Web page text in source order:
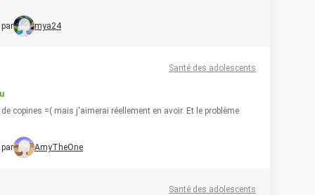
mya24
Santé des adolescents
copines =( mais j'aimerai réellement en avoir. Et le problème
AmyTheOne
Santé des adolescents